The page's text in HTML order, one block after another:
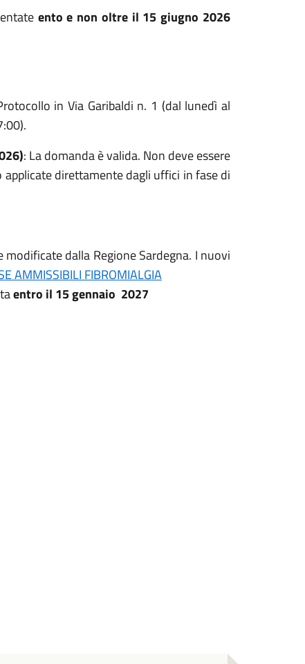
ento e non oltre il 15 giugno 2026
in Via Garibaldi n. 1 (dal lunedì al
: La domanda è valida. Non deve essere
direttamente dagli uffici in fase di
dalla Regione Sardegna. I nuovi
AMMISSIBILI FIBROMIALGIA
entro il 15 gennaio 2027